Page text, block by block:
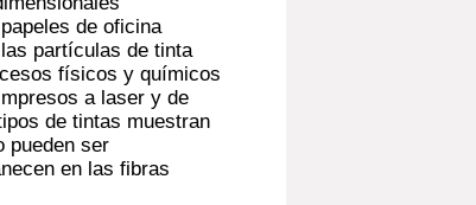
de oficina
partículas de tinta
físicos y químicos
a laser y de
de tintas muestran
pueden ser
en las fibras